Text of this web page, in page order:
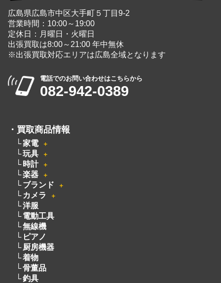
広島県広島市中区大手町５丁目9-2
営業時間：10:00～19:00
定休日：月曜日・火曜日
出張買取は8:00～21:00 年中無休
※出張買取対応エリアは広島全域となります
電話でのお問い合わせはこちらから
082-942-0389
・ 買取商品情報
家電 ＋
玩具 ＋
時計 ＋
楽器 ＋
ブランド ＋
カメラ ＋
洋服
電動工具
無線機
ピアノ
厨房機器
着物
骨董品
釣具